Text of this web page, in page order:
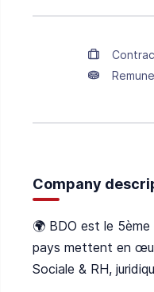
Company
🌍 BDO est le
pays mettent en
Sociale & RH,